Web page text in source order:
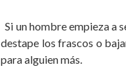
Si un hombre empieza a
destape los frascos o
para alguien más.